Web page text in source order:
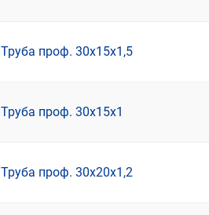
Труба проф. 30х15х1,5
Труба проф. 30х15х1
Труба проф. 30х20х1,2